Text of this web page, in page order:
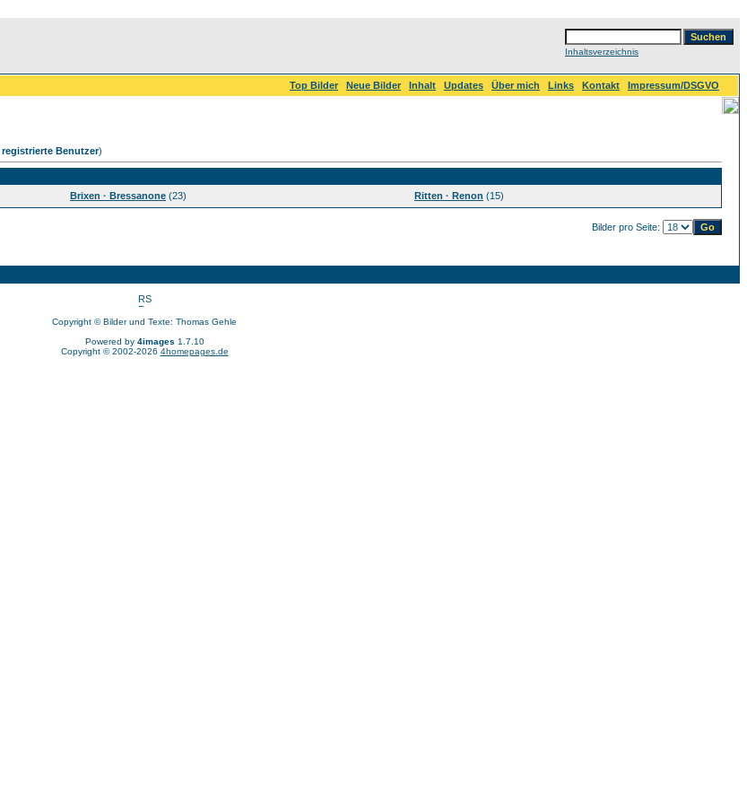
Inhaltsverzeichnis
Top Bilder Neue Bilder Inhalt Updates Über mich Links Kontakt
Impressum/DSGVO
registrierte Benutzer)
Brixen · Bressanone (23) Ritten · Renon (15)
Bilder pro Seite:
Copyright © Bilder und Texte: Thomas Gehle
Powered by 4images 1.7.10
Copyright © 2002-2026 4homepages.de